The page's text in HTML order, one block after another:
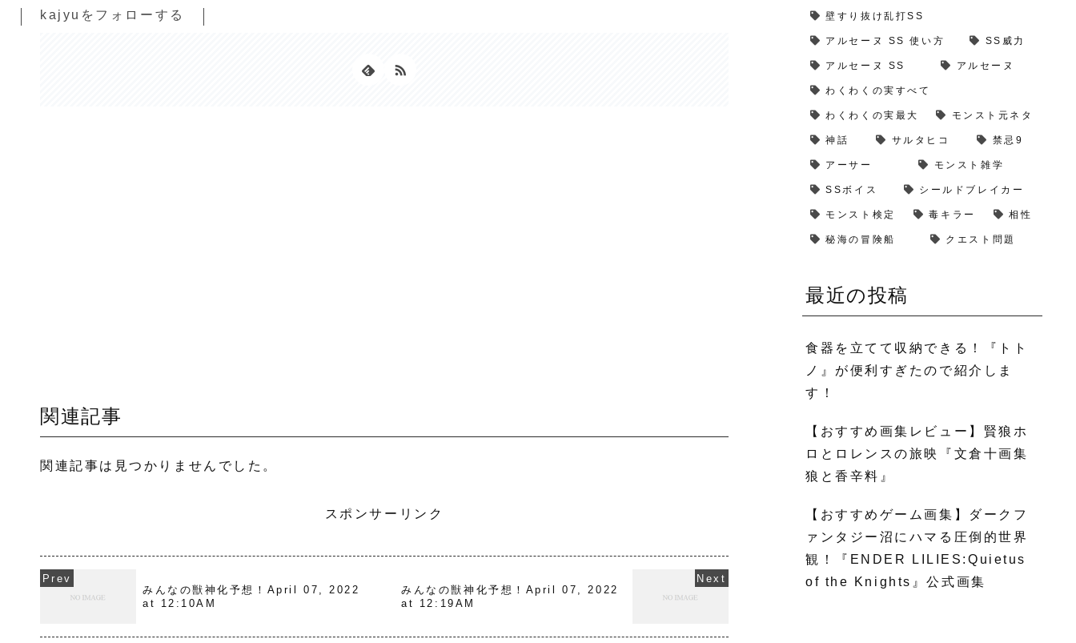
kajyuをフォローする
関連記事
関連記事は見つかりませんでした。
スポンサーリンク
みんなの獣神化予想！April 07, 2022
at 12:10AM
みんなの獣神化予想！April 07, 2022
at 12:19AM
壁すり抜け乱打SS
アルセーヌ SS 使い方 SS威力
アルセーヌ SS アルセーヌ
わくわくの実すべて
わくわくの実最大 モンスト元ネタ
神話 サルタヒコ 禁忌9
アーサー モンスト雑学
SSボイス シールドブレイカー
モンスト検定 毒キラー 相性
秘海の冒険船 クエスト問題
最近の投稿
食器を立てて収納できる！『トト
ノ』が便利すぎたので紹介しま
す！
【おすすめ画集レビュー】賢狼ホ
ロとロレンスの旅映『文倉十画集
狼と香辛料』
【おすすめゲーム画集】ダークフ
ァンタジー沼にハマる圧倒的世界
観！『ENDER LILIES:Quietus
of the Knights』公式画集